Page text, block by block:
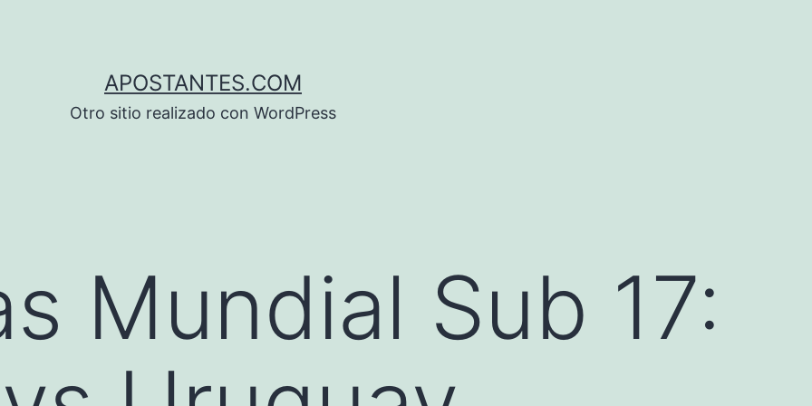
APOSTANTES.COM
Otro sitio realizado con WordPress
Mundial Sub 17: